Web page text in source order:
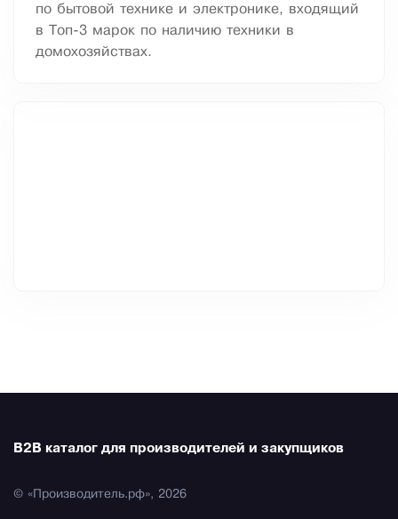
по бытовой технике и электронике, входящий
в Топ-3 марок по наличию техники в
домохозяйствах.
B2B каталог для производителей и закупщиков
© «Производитель.рф», 2026